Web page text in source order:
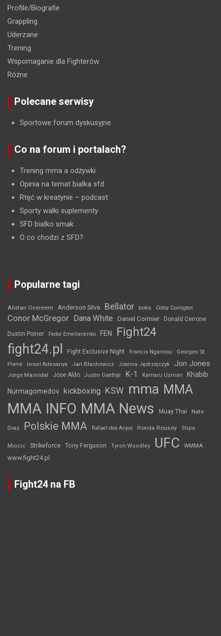
Profile/Biografie
Grappling
Uderzane
Trening
Wspomaganie dla Fighterów
Różne
Polecane serwisy
Sportowe forum dyskusyjne
Co na forum i portalach?
Trening mma a odżywki
Opinia na temat białka sfd
Rtęć w kreatynie – podcast
Sporty walki suplementy
SFD białko smak
O co chodzi z SFD?
Popularne tagi
Alistair Overeem Anderson Silva Bellator boks Colby Covington
Conor McGregor Dana White Daniel Cormier Donald Cerrone
Dustin Poirier Fedor Emelianenko FEN Fight24
fight24.pl Fight Exclusive Night Francis Ngannou
Georges St.
Pierre
Israel Adesanya Jan Błachowicz Joanna Jędrzejczyk Jon Jones
Jorge Masvidal Jose Aldo Justin Gaethje K-1 Kamaru Usman Khabib
Nurmagomedov kickboxing KSW mma MMA
MMA INFO MMA News Muay Thai Nate
Diaz Polskie MMA Rafael dos Anjos Ronda Rousey Stipe
Miocic Strikeforce Tony Ferguson Tyron Woodley UFC WMMA
www.fight24.pl
Fight24 na FB